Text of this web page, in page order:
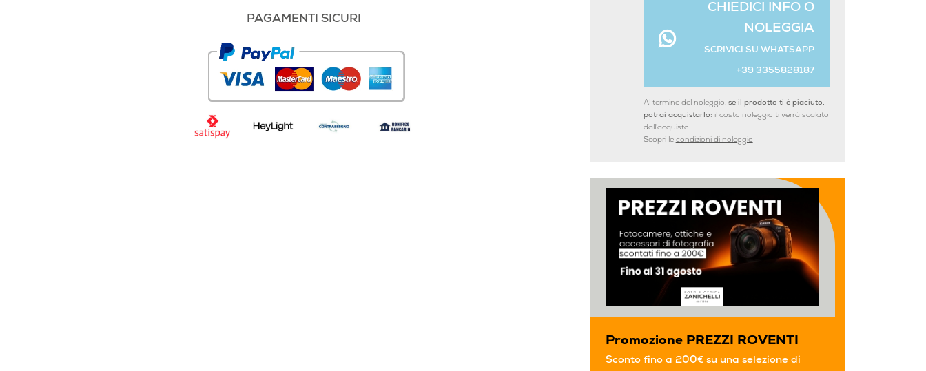
PAGAMENTI SICURI
CHIEDICI INFO O
NOLEGGIA
SCRIVICI SU WHATSAPP
+39 3355828187
Al termine del noleggio, se il prodotto ti è piaciuto,
potrai acquistarlo: il costo noleggio ti verrà scalato
dall'acquisto.
Scopri le condizioni di noleggio
Promozione PREZZI ROVENTI
Sconto fino a 200€ su una selezione di